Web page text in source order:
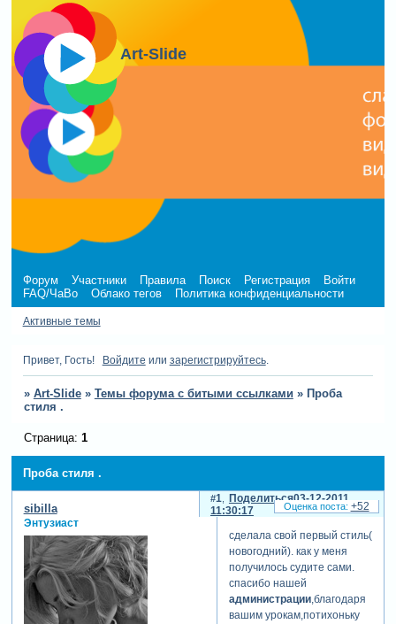
Art-Slide
Форум Участники Правила Поиск Регистрация
Войти
FAQ/ЧаВо
Облако тегов Политика конфиденциальности
Активные темы
Привет, Гость! Войдите или зарегистрируйтесь.
» Art-Slide » Темы форума с битыми ссылками » Проба
стиля .
Проба стиля .
Страница: 1
Поделиться
1
03-12-2011
11:30:17
sibilla
Энтузиаст
сделала свой первый стиль(
новогодний). как у меня
получилось судите сами.
спасибо нашей
администрации,благодаря
вашим урокам,потихоньку
+52